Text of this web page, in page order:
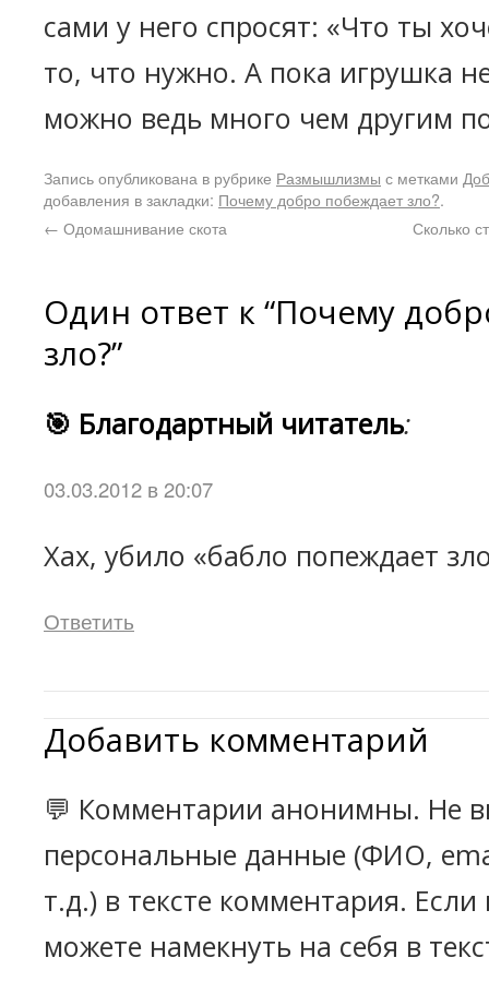
сами у него спросят: «Что ты
то, что нужно. А пока игрушка
можно ведь много чем другим
Запись опубликована в рубрике Размышлизмы с метками
добавления в закладки: Почему добро побеждает зло?.
← Одомашнивание скота Сколько
Один ответ к “Почему
зло?”
🎯 Благодартный читатель:
03.03.2012 в 20:07
Хах, убило «бабло попеждает
Ответить
Добавить комментарий
💬 Комментарии анонимны. Не
персональные данные (ФИО,
т.д.) в тексте комментария.
можете намекнуть на себя в